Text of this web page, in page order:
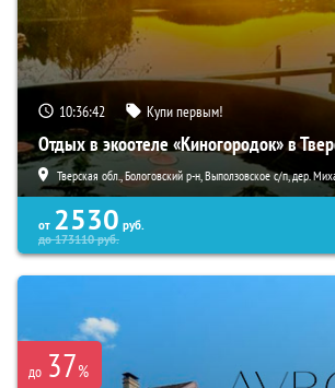
10:36:41 Купи первым!
Отдых в экоотеле «Киногородок» в
Тверская обл., Бологовский р-н, Выползовское с/п, дер.
от 2530 руб.
до173110руб.
до 37%